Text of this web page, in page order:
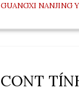
GUANGXI NANJING